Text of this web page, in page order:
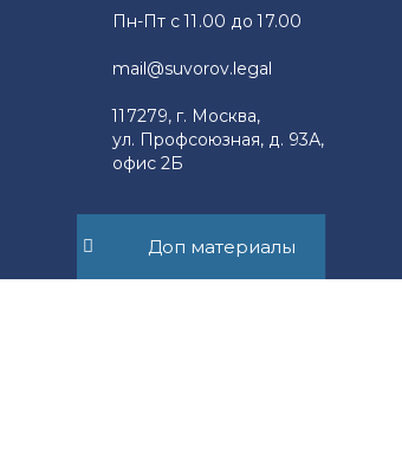
Доп материалы
Юридическим лицам
Новости компании
Пн-Пт с 11.00 до 17.00
mail@suvorov.legal
117279, г. Москва,
ул. Профсоюзная, д. 93А,
офис 2Б